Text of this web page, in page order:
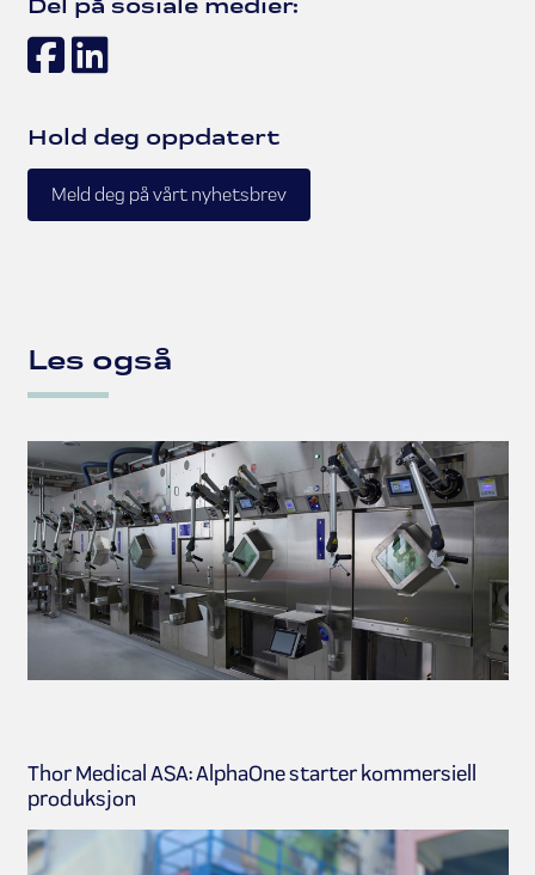
Facebook
LinkedIn
Hold deg oppdatert
Meld deg på vårt nyhetsbrev
Les også
Thor Medical ASA: AlphaOne starter kommersiell
produksjon